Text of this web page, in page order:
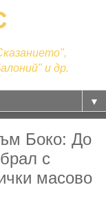
и др.
▼
Боко: До
с
масово